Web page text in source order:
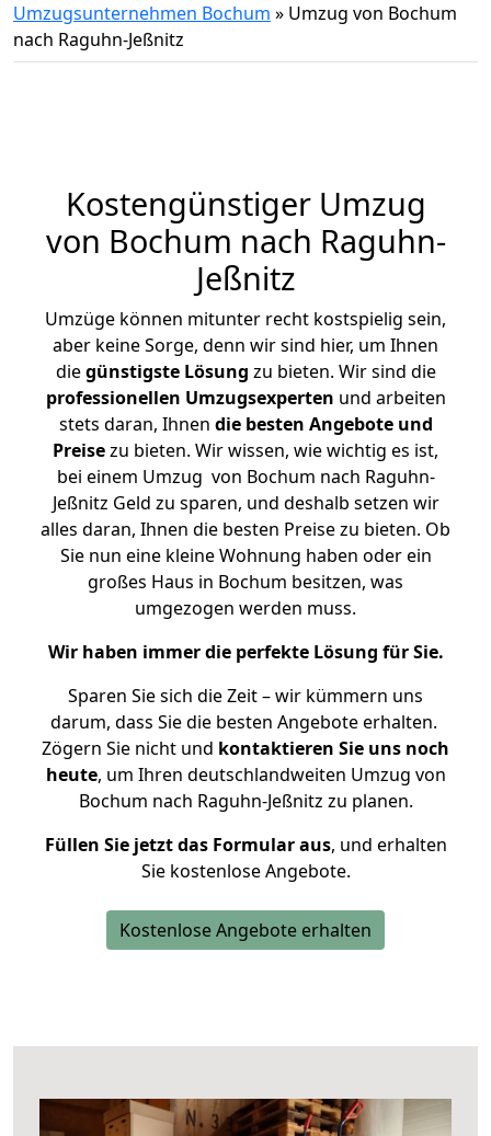
Umzugsunternehmen Bochum » Umzug von Bochum
nach Raguhn-Jeßnitz
Kostengünstiger Umzug
von Bochum nach Raguhn-
Jeßnitz
Umzüge können mitunter recht kostspielig sein,
aber keine Sorge, denn wir sind hier, um Ihnen
diegünstigste Lösung zu bieten. Wir sind die
professionellen Umzugsexperten und arbeiten
stets daran, Ihnen die besten Angebote und
Preisezu bieten. Wir wissen, wie wichtig es ist,
bei einem Umzug von Bochum nach Raguhn-
Jeßnitz Geld zu sparen, und deshalb setzen wir
alles daran, Ihnen die besten Preise zu bieten. Ob
Sie nun eine kleine Wohnung haben oder ein
großes Haus in Bochum besitzen, was
umgezogen werden muss.
Wir haben immer die perfekte Lösung für Sie.
Sparen Sie sich die Zeit – wir kümmern uns
darum, dass Sie die besten Angebote erhalten.
Zögern Sie nicht und kontaktieren Sie uns noch
heute, um Ihren deutschlandweiten Umzug von
Bochum nach Raguhn-Jeßnitz zu planen.
Füllen Sie jetzt das Formular aus, und erhalten
Sie kostenlose Angebote.
Kostenlose Angebote erhalten